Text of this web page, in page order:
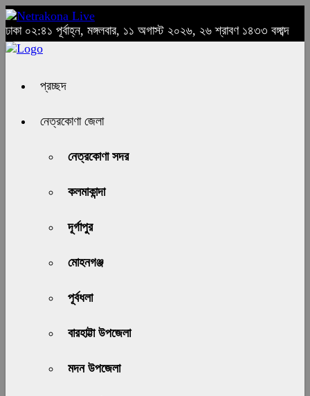
ঢাকা ০২:৪১ পূর্বাহ্ন, মঙ্গলবার, ১১ অগাস্ট ২০২৬, ২৬ শ্রাবণ ১৪৩৩ বঙ্গাব্দ
প্রচ্ছদ
নেত্রকোণা জেলা
নেত্রকোণা সদর
কলমাকান্দা
দূর্গাপুর
মোহনগঞ্জ
পূর্বধলা
বারহাট্টা উপজেলা
মদন উপজেলা